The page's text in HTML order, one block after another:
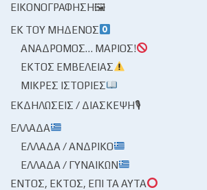
ΕΙΚΟΝΟΓΡΆΦΗΣΗ🖼
ΕΚ ΤΟΥ ΜΗΔΕΝΌΣ
ΑΝΆΔΡΟΜΟΣ… ΜΆΡΙΟΣ!
ΕΚΤΌΣ ΕΜΒΈΛΕΙΑΣ
ΜΙΚΡΈΣ ΙΣΤΟΡΊΕΣ
ΕΚΔΗΛΏΣΕΙΣ / ΔΙΆΣΚΕΨΗ🎙
ΕΛΛΆΔΑ
ΕΛΛΆΔΑ / ΑΝΔΡΙΚΌ
ΕΛΛΆΔΑ / ΓΥΝΑΙΚΏΝ
ΕΝΤΌΣ, ΕΚΤΌΣ, ΕΠΊ ΤΑ ΑΥΤΆ